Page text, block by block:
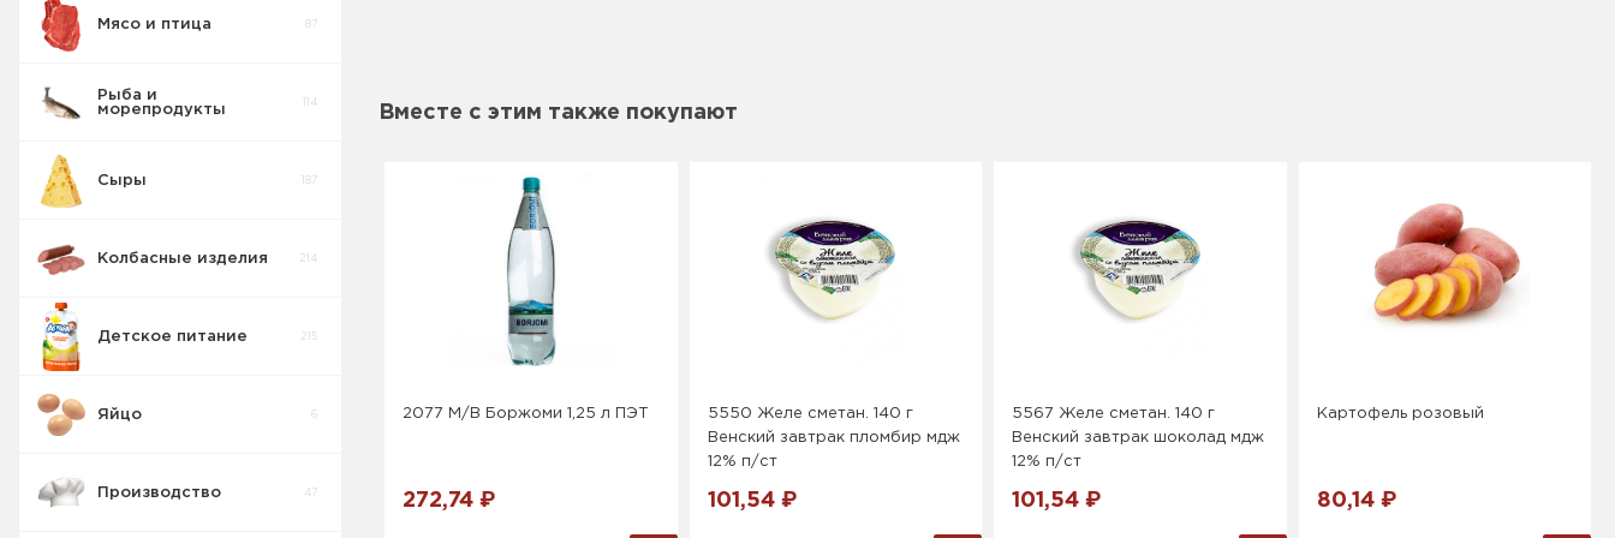
Пудинг
Мясо и птица 87
Рыба и
морепродукты
114
Сыры 187
Колбасные изделия 214
Детское питание 215
Яйцо 6
Производство 47
Вместе с этим также покупают
2077 М/В Боржоми 1,25 л ПЭТ
272,74 ₽
5550 Желе сметан. 140 г
Венский завтрак пломбир мдж
12% п/ст
101,54 ₽
5567 Желе сметан. 140 г
Венский завтрак шоколад мдж
12% п/ст
101,54 ₽
Картофель розовый
80,14 ₽